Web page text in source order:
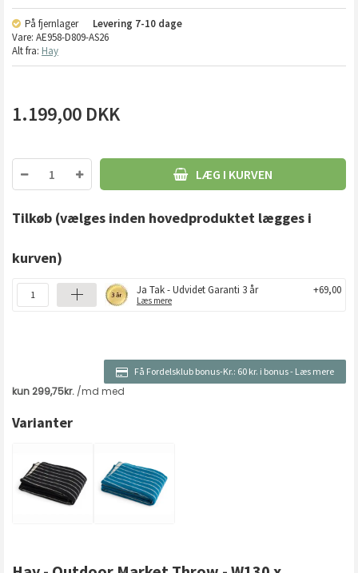
På fjernlager Levering 7-10 dage
Vare: AE958-D809-AS26
Alt fra: Hay
1.199,00 DKK
LÆG I KURVEN
Tilkøb (vælges inden hovedproduktet lægges i
kurven)
Ja Tak - Udvidet Garanti 3 år
Læs mere
+69,00
Få Fordelsklub bonus-Kr.: 60 kr. i bonus- Læs mere
Varianter